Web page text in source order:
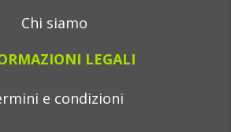
Chi siamo
LEGALI
e condizioni